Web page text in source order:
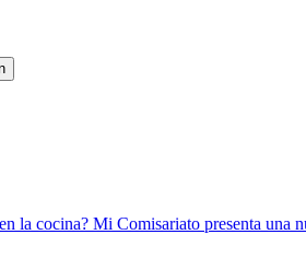
la cocina? Mi Comisariato presenta una